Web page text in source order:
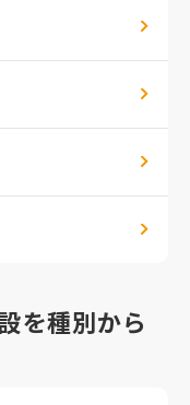
を種別から